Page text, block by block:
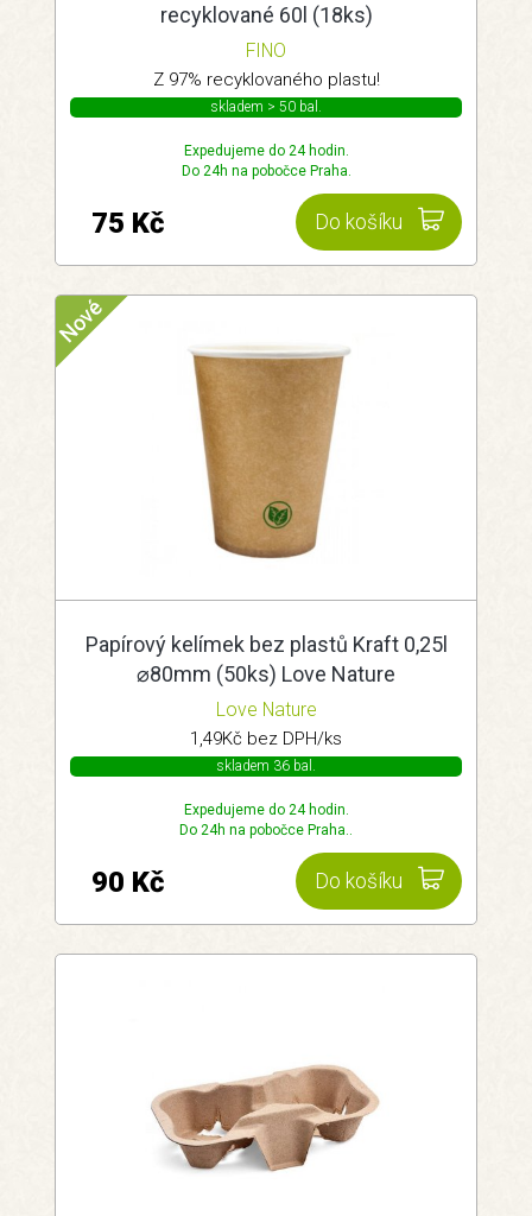
recyklované 60l (18ks)
FINO
Z 97% recyklovaného plastu!
skladem > 50 bal.
Expedujeme do 24 hodin.
Do 24h na pobočce Praha.
Do košíku
75 Kč
Papírový kelímek bez plastů Kraft 0,25l
⌀80mm (50ks) Love Nature
Love Nature
1,49Kč bez DPH/ks
skladem 36 bal.
Expedujeme do 24 hodin.
Do 24h na pobočce Praha..
Do košíku
90 Kč